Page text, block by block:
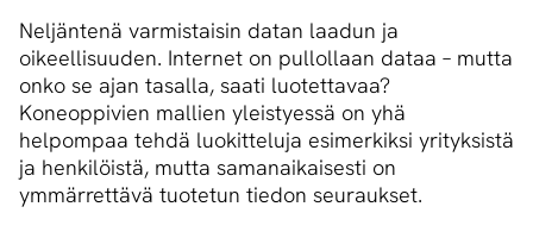
Neljäntenä varmistaisin datan laadun ja
oikeellisuuden. Internet on pullollaan dataa – mutta
onko se ajan tasalla, saati luotettavaa?
Koneoppivien mallien yleistyessä on yhä
helpompaa tehdä luokitteluja esimerkiksi yrityksistä
ja henkilöistä, mutta samanaikaisesti on
ymmärrettävä tuotetun tiedon seuraukset.